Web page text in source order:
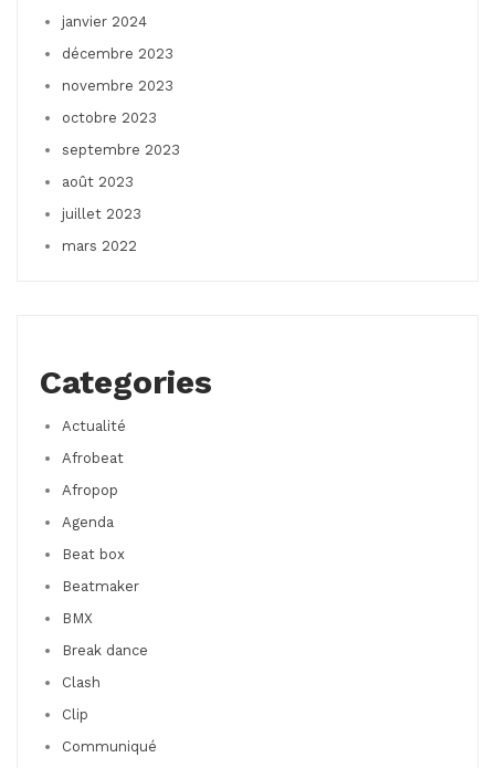
janvier 2024
décembre 2023
novembre 2023
octobre 2023
septembre 2023
août 2023
juillet 2023
mars 2022
Categories
Actualité
Afrobeat
Afropop
Agenda
Beat box
Beatmaker
BMX
Break dance
Clash
Clip
Communiqué